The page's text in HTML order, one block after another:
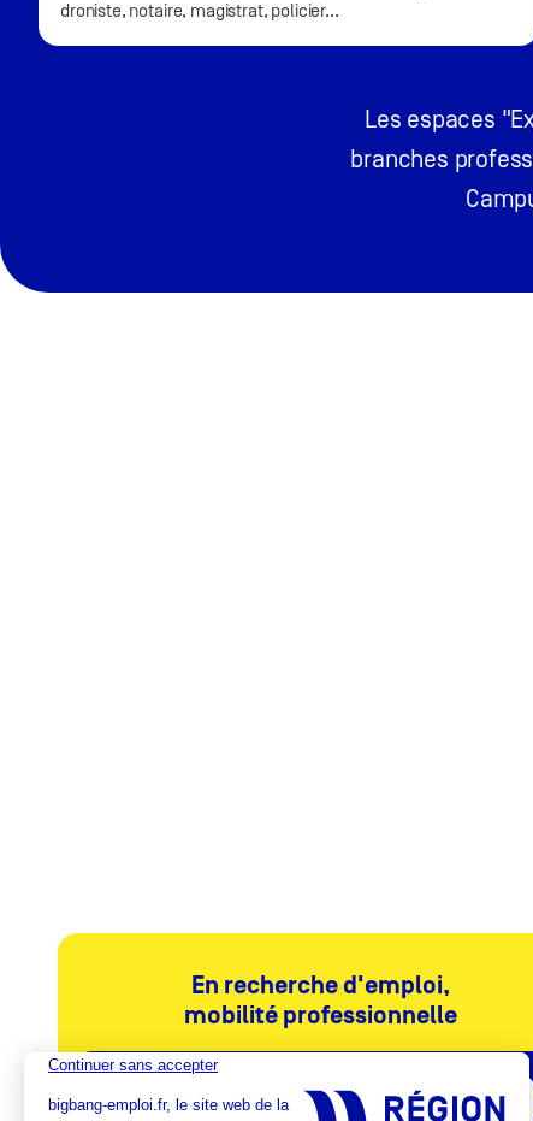
droniste, notaire, magistrat, policier...
Les espaces
branches
En recherche d'emploi,
mobilité professionnelle
Je souhaite donner un nouveau souffle
à ma carrière !